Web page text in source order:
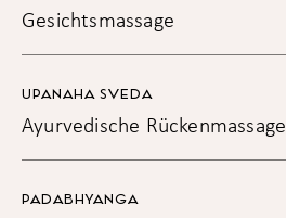
Gesichtsmassage
UPANAHA SVEDA
Ayurvedische Rückenmassage
PADABHYANGA